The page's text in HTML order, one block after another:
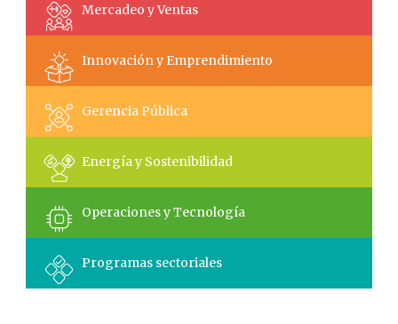
Mercadeo y Ventas
Innovación y Emprendimiento
Gerencia Pública
Energía y Sostenibilidad
Operaciones y Tecnología
Programas sectoriales